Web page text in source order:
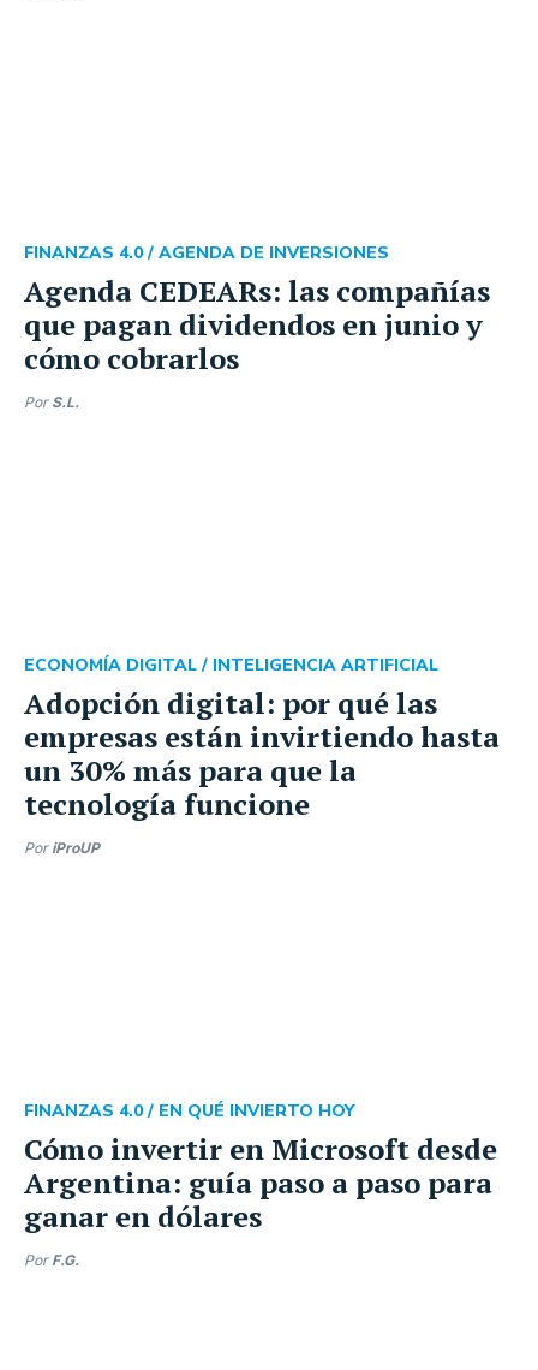
Agenda CEDEARs: las compañías
que pagan dividendos en junio y
cómo cobrarlos
FINANZAS 4.0 / AGENDA DE INVERSIONES
Por S.L.
Adopción digital: por qué las
empresas están invirtiendo hasta
un 30% más para que la
tecnología funcione
ECONOMÍA DIGITAL / INTELIGENCIA ARTIFICIAL
Por iProUP
Cómo invertir en Microsoft desde
Argentina: guía paso a paso para
ganar en dólares
FINANZAS 4.0 / EN QUÉ INVIERTO HOY
Por F.G.